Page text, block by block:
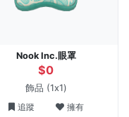
Nook Inc.眼罩
$0
飾品 (1x1)
追蹤 擁有